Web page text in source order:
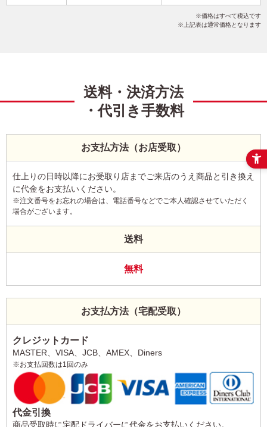
Happy New Year くまのプーさん フジカラー年賀状
価格はすべて税込です
上記表は通常価格となります
送料・決済方法
・代引き手数料
お支払方法（お店受取）
仕上りの日時以降にお受取り店までご来店のうえ商品と引き換え
に代金をお支払いください。
※注文番号をお忘れの場合は、電話番号などでご本人確認させていただく
場合がございます。
送料
無料
お支払方法（宅配受取）
クレジットカード
MASTER、VISA、JCB、AMEX、Diners
※お支払回数は1回のみ
代金引換
商品受取時に宅配ドライバーに代金をお支払いください。